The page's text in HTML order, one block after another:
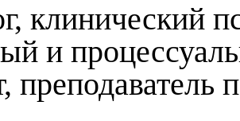
клинический
и
преподаватель